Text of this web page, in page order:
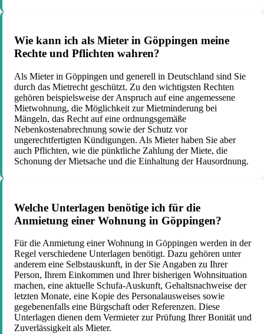
Wie kann ich als Mieter in Göppingen meine
Rechte und Pflichten wahren?
Als Mieter in Göppingen und generell in Deutschland sind Sie
durch das Mietrecht geschützt. Zu den wichtigsten Rechten
gehören beispielsweise der Anspruch auf eine angemessene
Mietwohnung, die Möglichkeit zur Mietminderung bei
Mängeln, das Recht auf eine ordnungsgemäße
Nebenkostenabrechnung sowie der Schutz vor
ungerechtfertigten Kündigungen. Als Mieter haben Sie aber
auch Pflichten, wie die pünktliche Zahlung der Miete, die
Schonung der Mietsache und die Einhaltung der Hausordnung.
Welche Unterlagen benötige ich für die
Anmietung einer Wohnung in Göppingen?
Für die Anmietung einer Wohnung in Göppingen werden in der
Regel verschiedene Unterlagen benötigt. Dazu gehören unter
anderem eine Selbstauskunft, in der Sie Angaben zu Ihrer
Person, Ihrem Einkommen und Ihrer bisherigen Wohnsituation
machen, eine aktuelle Schufa-Auskunft, Gehaltsnachweise der
letzten Monate, eine Kopie des Personalausweises sowie
gegebenenfalls eine Bürgschaft oder Referenzen. Diese
Unterlagen dienen dem Vermieter zur Prüfung Ihrer Bonität und
Zuverlässigkeit als Mieter.